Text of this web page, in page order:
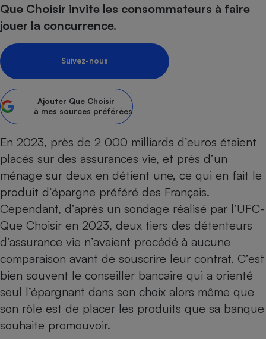
Que Choisir invite les consommateurs à faire
jouer la concurrence.
Suivez-nous
Ajouter Que Choisir
à mes sources préférées
En 2023, près de 2 000 milliards d’euros étaient
placés sur des assurances vie, et près d’un
ménage sur deux en détient une, ce qui en fait le
produit d’épargne préféré des Français.
Cependant, d’après un sondage réalisé par l’UFC-
Que Choisir en 2023, deux tiers des détenteurs
d’assurance vie n’avaient procédé à aucune
comparaison avant de souscrire leur contrat. C’est
bien souvent le conseiller bancaire qui a orienté
seul l’épargnant dans son choix alors même que
son rôle est de placer les produits que sa banque
souhaite promouvoir.
Assurance emprunteur
Banque
Petit électroménager -
Lave-linge
Plaque de cuisson à
Téléviseur
Téléphone mobile -
Smartphone
Matelas
Radiateur électrique
Antimoustique